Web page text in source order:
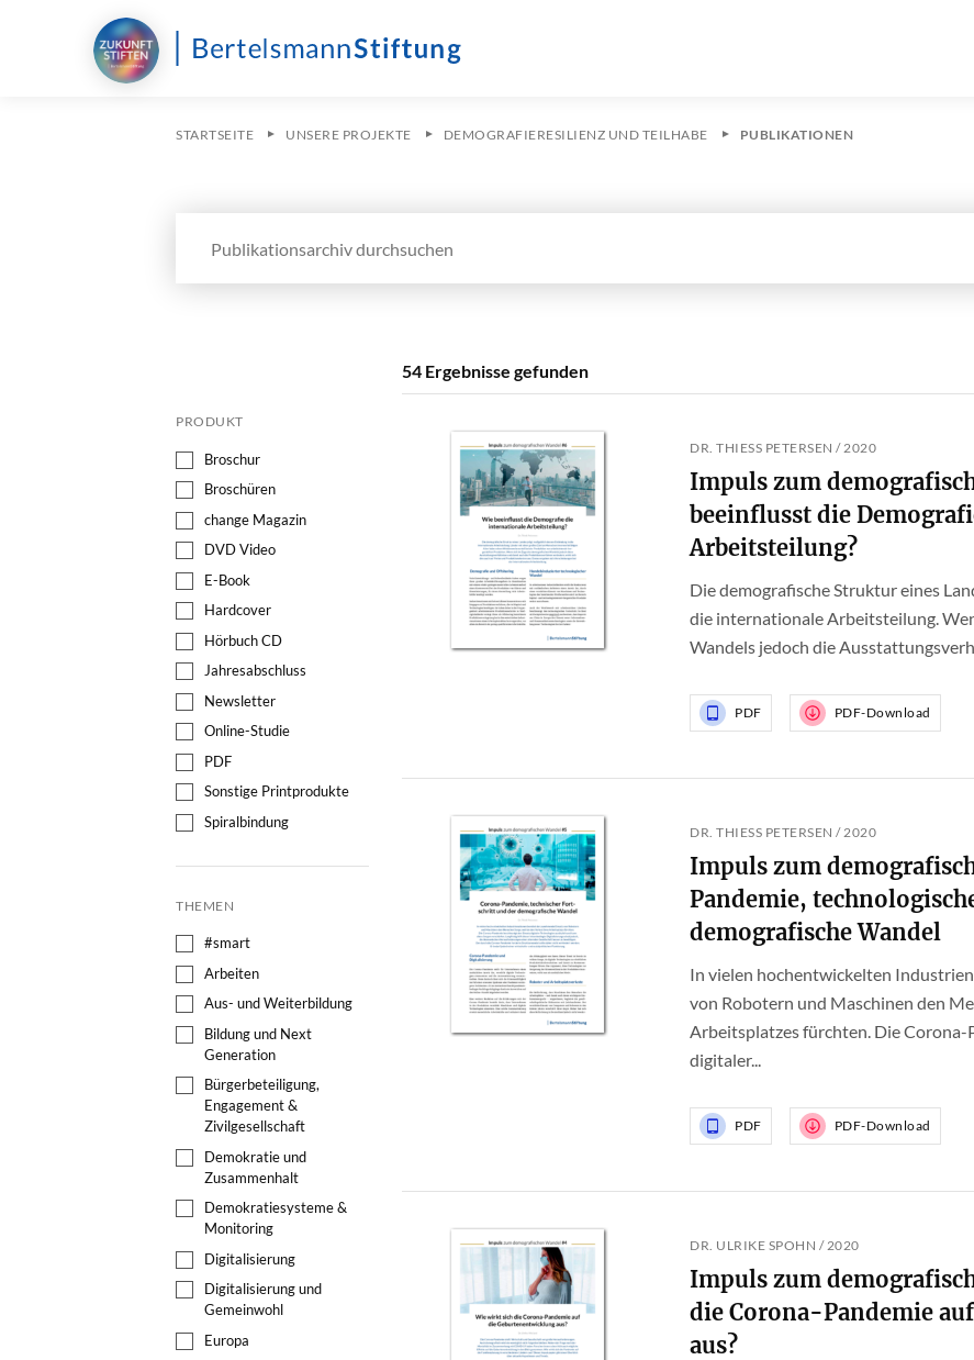
STARTSEITE UNSERE PROJEKTE DEMOGRAFIERESILIENZ UND TEILHABE PUBLIKATIONEN
PRODUKT
Broschur
Broschüren
change Magazin
DVD Video
E-Book
Hardcover
Hörbuch CD
Jahresabschluss
Newsletter
Online-Studie
PDF
Sonstige Printprodukte
Spiralbindung
THEMEN
#smart
Arbeiten
Aus- und Weiterbildung
Bildung und Next
Generation
Bürgerbeteiligung,
Engagement &
Zivilgesellschaft
Demokratie und
Zusammenhalt
Demokratiesysteme &
Monitoring
Digitalisierung
Digitalisierung und
Gemeinwohl
Europa
54 Ergebnisse gefunden
DR. THIESS PETERSEN / 2020
Impuls zum
beeinflusst die
Arbeitsteilung?
Die demografische Struktur eines
die internationale Arbeitsteilung.
Wandels jedoch die
PDF PDF-Download
DR. THIESS PETERSEN / 2020
Impuls zum
Pandemie,
demografische Wandel
In vielen hochentwickelten
von Robotern und Maschinen den
Arbeitsplatzes fürchten. Die Corona-
digitaler...
PDF PDF-Download
DR. ULRIKE SPOHN / 2020
Impuls zum
die Corona-Pandemie
aus?